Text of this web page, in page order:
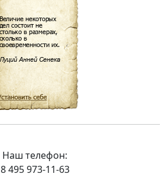
Наш телефон:
8 495 973-11-63